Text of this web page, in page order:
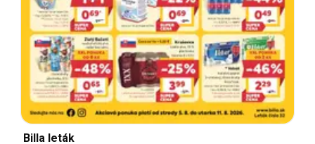
Billa leták